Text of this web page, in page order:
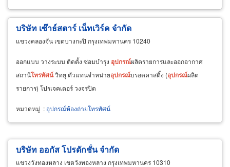
บริษัท เซ๊าธ์สตาร์ เน็ทเวิร์ค จำกัด
แขวงคลองจั่น เขตบางกะปิ กรุงเทพมหานคร 10240
ออกแบบ วางระบบ ติดตั้ง ซ่อมบำรุง อุปกรณ์ผลิตรายการและออกอากาศ
สถานีโทรทัศน์วิทยุ ตัวแทนจำหน่ายอุปกรณ์บรอดคาสติ้ง (อุปกรณ์ผลิต
รายการ) โปรเจคเตอร์ วงจรปิด
หมวดหมู่ : อุปกรณ์ห้องถ่ายโทรทัศน์
บริษัท ออกัส โปรดักชั่น จำกัด
แขวงวังทองหลาง เขตวังทองหลาง กรุงเทพมหานคร 10310